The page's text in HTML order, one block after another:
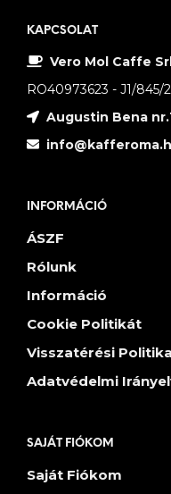
KAPCSOLAT
Vero Mol Caffe Srl
RO40973623 - J1/845/
Augustin Bena
INFORMÁCIÓ
ÁSZF
Rólunk
Információ
Cookie Politikát
Visszatérési Politika
Adatvédelmi
SAJÁT FIÓKOM
Saját Fiókom